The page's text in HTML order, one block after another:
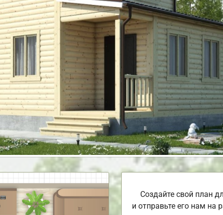
Создайте свой план
и отправьте его нам на